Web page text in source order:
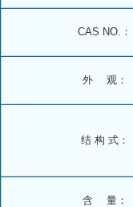
CAS NO.：
外 观：
结 构 式：
含 量：